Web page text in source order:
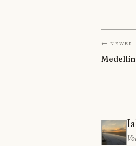
← Newer
Medellín